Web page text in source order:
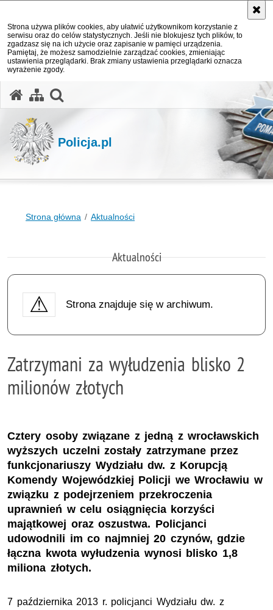
Strona używa plików cookies, aby ułatwić użytkownikom korzystanie z
serwisu oraz do celów statystycznych. Jeśli nie blokujesz tych plików, to
zgadzasz się na ich użycie oraz zapisanie w pamięci urządzenia.
Pamiętaj, że możesz samodzielnie zarządzać cookies, zmieniając
ustawienia przeglądarki. Brak zmiany ustawienia przeglądarki oznacza
wyrażenie zgody.
Policja.pl
Strona główna Aktualności
Aktualności
Strona znajduje się w archiwum.
Zatrzymani za wyłudzenia blisko 2
milionów złotych
Cztery osoby związane z jedną z wrocławskich
wyższych uczelni zostały zatrzymane przez
funkcjonariuszy Wydziału dw. z Korupcją
Komendy Wojewódzkiej Policji we Wrocławiu w
związku z podejrzeniem przekroczenia
uprawnień w celu osiągnięcia korzyści
majątkowej oraz oszustwa. Policjanci
udowodnili im co najmniej 20 czynów, gdzie
łączna kwota wyłudzenia wynosi blisko 1,8
miliona złotych.
7 października 2013 r. policjanci Wydziału dw. z